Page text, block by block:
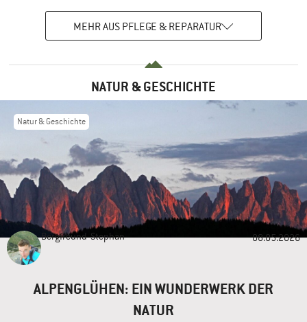
MEHR AUS PFLEGE & REPARATUR
NATUR & GESCHICHTE
Natur & Geschichte
Bergfreund Stephan 08.05.2026
ALPENGLÜHEN: EIN WUNDERWERK DER
NATUR